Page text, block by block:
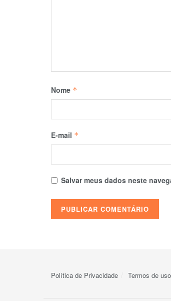
Nome *
E-mail *
Salvar meus dados neste
Política de Privacidade Termos de uso